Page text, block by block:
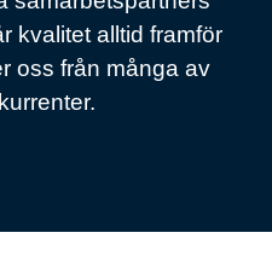
kvalitet alltid framför
oss från många av